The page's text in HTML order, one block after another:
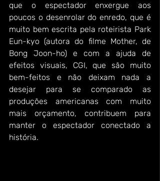
que o espectador enxergue aos
poucos o desenrolar do enredo, que é
muito bem escrita pela roteirista Park
Eun-kyo (autora do filme Mother, de
Bong Joon-ho) e com a ajuda de
efeitos visuais, CGI, que são muito
bem-feitos e não deixam nada a
desejar para se comparado as
produções americanas com muito
mais orçamento, contribuem para
manter o espectador conectado a
história.